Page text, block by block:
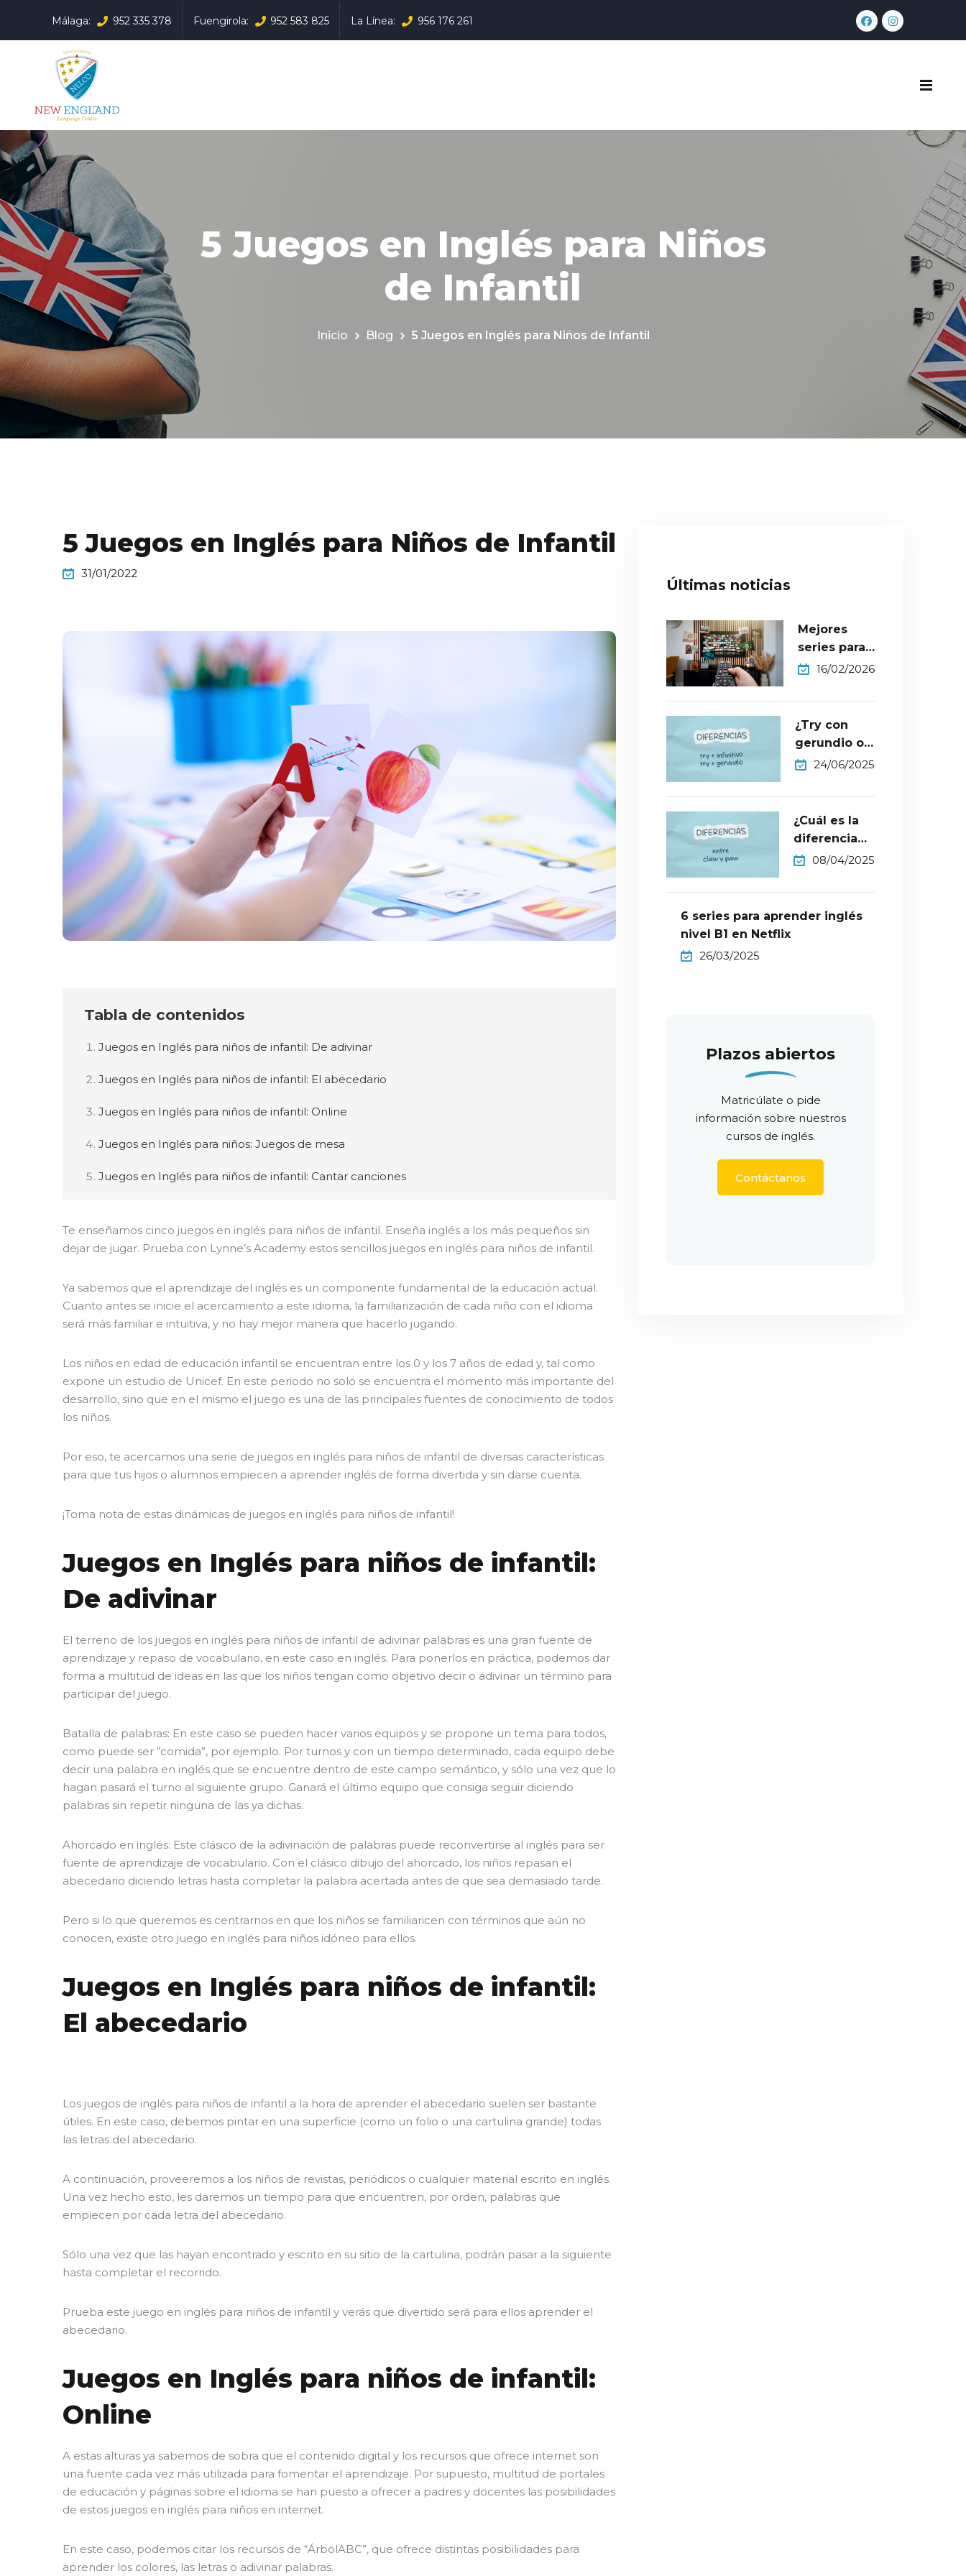
Málaga: 952 335 378 Fuengirola: 952 583 825 La Línea: 956 176 261
5 Juegos en Inglés para Niños
de Infantil
Inicio Blog 5 Juegos en Inglés para Niños de Infantil
5 Juegos en Inglés para Niños de Infantil
31/01/2022
Tabla de contenidos
Juegos en Inglés para niños de infantil: De adivinar
Juegos en Inglés para niños de infantil: El abecedario
Juegos en Inglés para niños de infantil: Online
Juegos en Inglés para niños: Juegos de mesa
Juegos en Inglés para niños de infantil: Cantar canciones
Te enseñamos cinco juegos en inglés para niños de infantil. Enseña inglés a los más pequeños sin
dejar de jugar. Prueba con Lynne’s Academy estos sencillos juegos en inglés para niños de infantil.
Ya sabemos que el aprendizaje del inglés es un componente fundamental de la educación actual.
Cuanto antes se inicie el acercamiento a este idioma, la familiarización de cada niño con el idioma
será más familiar e intuitiva, y no hay mejor manera que hacerlo jugando.
Los niños en edad de educación infantil se encuentran entre los 0 y los 7 años de edad y, tal como
expone un estudio de Unicef. En este periodo no solo se encuentra el momento más importante del
desarrollo, sino que en el mismo el juego es una de las principales fuentes de conocimiento de todos
los niños.
Por eso, te acercamos una serie de juegos en inglés para niños de infantil de diversas características
para que tus hijos o alumnos empiecen a aprender inglés de forma divertida y sin darse cuenta.
¡Toma nota de estas dinámicas de juegos en inglés para niños de infantil!
Juegos en Inglés para niños de infantil:
De adivinar
El terreno de los juegos en inglés para niños de infantil de adivinar palabras es una gran fuente de
aprendizaje y repaso de vocabulario, en este caso en inglés. Para ponerlos en práctica, podemos dar
forma a multitud de ideas en las que los niños tengan como objetivo decir o adivinar un término para
participar del juego.
Batalla de palabras: En este caso se pueden hacer varios equipos y se propone un tema para todos,
como puede ser “comida”, por ejemplo. Por turnos y con un tiempo determinado, cada equipo debe
decir una palabra en inglés que se encuentre dentro de este campo semántico, y sólo una vez que lo
hagan pasará el turno al siguiente grupo. Ganará el último equipo que consiga seguir diciendo
palabras sin repetir ninguna de las ya dichas.
Ahorcado en inglés: Este clásico de la adivinación de palabras puede reconvertirse al inglés para ser
fuente de aprendizaje de vocabulario. Con el clásico dibujo del ahorcado, los niños repasan el
abecedario diciendo letras hasta completar la palabra acertada antes de que sea demasiado tarde.
Pero si lo que queremos es centrarnos en que los niños se familiaricen con términos que aún no
conocen, existe otro juego en inglés para niños idóneo para ellos.
Juegos en Inglés para niños de infantil:
El abecedario
Los juegos de inglés para niños de infantil a la hora de aprender el abecedario suelen ser bastante
útiles. En este caso, debemos pintar en una superficie (como un folio o una cartulina grande) todas
las letras del abecedario.
A continuación, proveeremos a los niños de revistas, periódicos o cualquier material escrito en inglés.
Una vez hecho esto, les daremos un tiempo para que encuentren, por orden, palabras que
empiecen por cada letra del abecedario.
Sólo una vez que las hayan encontrado y escrito en su sitio de la cartulina, podrán pasar a la siguiente
hasta completar el recorrido.
Prueba este juego en inglés para niños de infantil y verás que divertido será para ellos aprender el
abecedario.
Juegos en Inglés para niños de infantil:
Online
A estas alturas ya sabemos de sobra que el contenido digital y los recursos que ofrece internet son
una fuente cada vez más utilizada para fomentar el aprendizaje. Por supuesto, multitud de portales
de educación y páginas sobre el idioma se han puesto a ofrecer a padres y docentes las posibilidades
de estos juegos en inglés para niños en internet.
En este caso, podemos citar los recursos de “ÁrbolABC”, que ofrece distintas posibilidades para
aprender los colores, las letras o adivinar palabras.
Últimas noticias
Mejores
series para
aprender
B2​
16/02/2026
¿Try con
gerundio o
infinitivo?
24/06/2025
¿Cuál es la
diferencia
entre claw y
08/04/2025
6 series para aprender inglés
nivel B1 en Netflix
26/03/2025
Plazos abiertos
Matricúlate o pide
información sobre nuestros
cursos de inglés.
Contáctanos